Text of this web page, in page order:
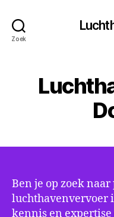
Zoek
Ben je op zoek
luchthavenvervoer
kennis en